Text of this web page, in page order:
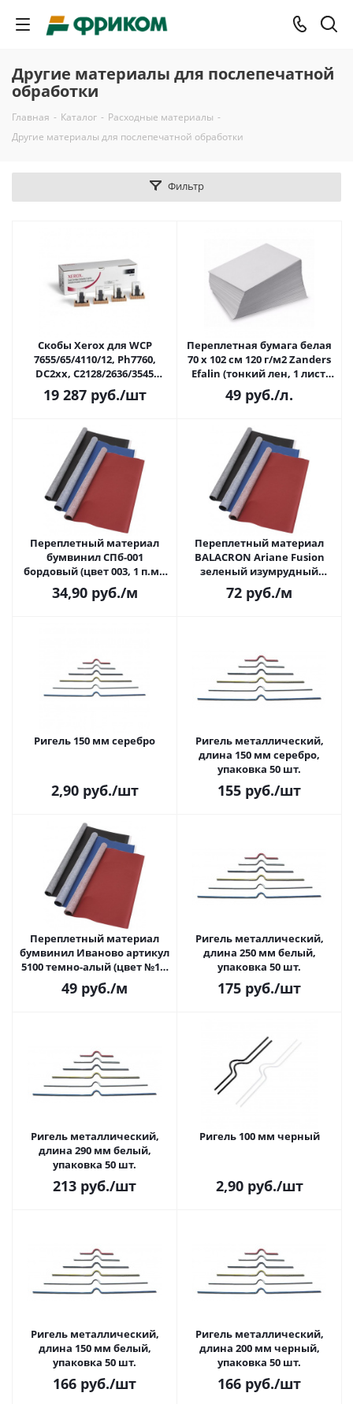
Другие материалы для послепечатной
обработки
Главная - Каталог - Расходные материалы -
Другие материалы для послепечатной обработки
Фильтр
Скобы Xerox для WCP
7655/65/4110/12, Ph7760,
DC2xx, C2128/2636/3545
(008R12925), картридж со
скобами 4x5000шт.
19 287руб./шт
Переплетная бумага белая
70 х 102 см 120 г/м2 Zanders
Efalin (тонкий лен, 1 лист,
арт. 109)
49 руб./л.
Переплетный материал
бумвинил СПб-001
бордовый (цвет 003, 1 п.м.,
шир. 0,83 м)
34,90руб./м
Переплетный материал
BALACRON Ariane Fusion
зеленый изумрудный
(76321/76792, 1 п.м., шир. 1,06
м)
72 руб./м
Ригель 150 мм серебро
2,90руб./шт
Ригель металлический,
длина 150 мм серебро,
упаковка 50 шт.
155 руб./шт
Переплетный материал
бумвинил Иваново артикул
5100 темно-алый (цвет №11,
1 п.м., шир. 0,83 м)
49 руб./м
Ригель металлический,
длина 250 мм белый,
упаковка 50 шт.
175 руб./шт
Ригель металлический,
длина 290 мм белый,
упаковка 50 шт.
213 руб./шт
Ригель 100 мм черный
2,90руб./шт
Ригель металлический,
длина 150 мм белый,
упаковка 50 шт.
166 руб./шт
Ригель металлический,
длина 200 мм черный,
упаковка 50 шт.
166 руб./шт